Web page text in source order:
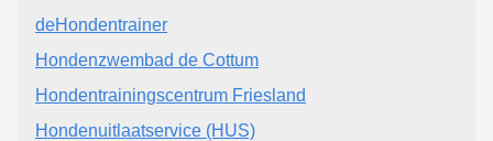
deHondentrainer
Hondenzwembad de Cottum
Hondentrainingscentrum Friesland
Hondenuitlaatservice (HUS)